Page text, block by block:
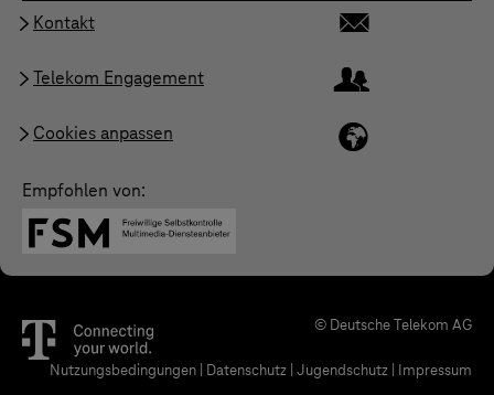
Kontakt
Telekom Engagement
Cookies anpassen
Empfohlen von:
© Deutsche Telekom AG
Nutzungsbedingungen Datenschutz Jugendschutz Impressum